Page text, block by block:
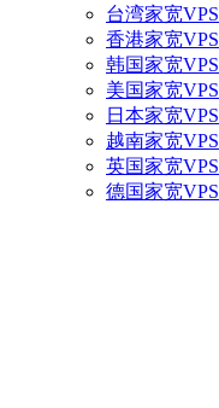
台湾家宽VPS
香港家宽VPS
韩国家宽VPS
美国家宽VPS
日本家宽VPS
越南家宽VPS
英国家宽VPS
德国家宽VPS